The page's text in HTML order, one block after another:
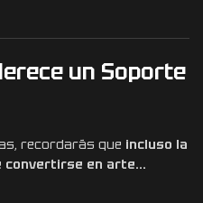
un Soporte
recordarás que incluso la
convertirse en arte…